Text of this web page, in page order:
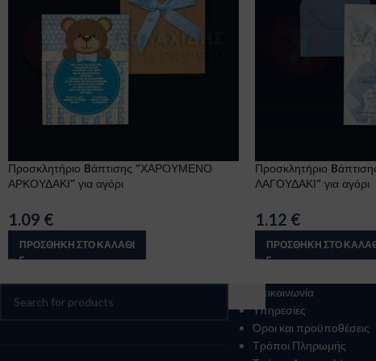
Προσκλητήριο Bάπτισης “ΧΑΡΟΥΜΕΝΟ
ΑΡΚΟΥΔΑΚΙ” για αγόρι
1.09 €
ΠΡΟΣΘΉΚΗ ΣΤΟ ΚΑΛΆΘΙ
Προσκλητήριο
ΛΑΓΟΥΔΑΚΙ” για αγόρι
1.12 €
ΠΡΟΣΘΉΚΗ ΣΤΟ
Επικοινωνία
Υπηρεσίες
Όροι και προϋποθέσεις
Τρόποι Πληρωμής